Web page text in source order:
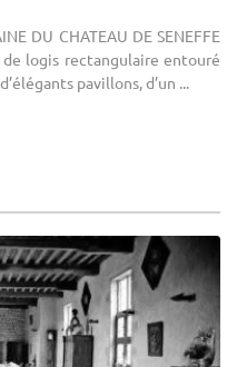
DU CHATEAU DE SENEFFE
logis rectangulaire entouré
pavillons, d’un ...